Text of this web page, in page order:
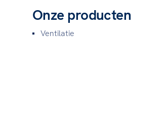
Onze producten
Ventilatie